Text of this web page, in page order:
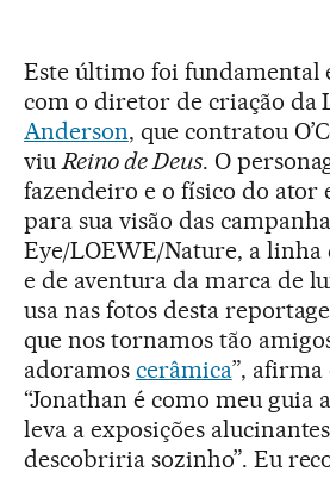
Este último foi fundamental
com o diretor de criação da
Anderson, que contratou
viu Reino de Deus. O
fazendeiro e o físico do ator
para sua visão das
Eye/LOEWE/Nature, a linha
e de aventura da marca de
usa nas fotos desta
que nos tornamos tão
adoramos cerâmica”,
“Jonathan é como meu guia
leva a exposições
descobriria sozinho”. Eu